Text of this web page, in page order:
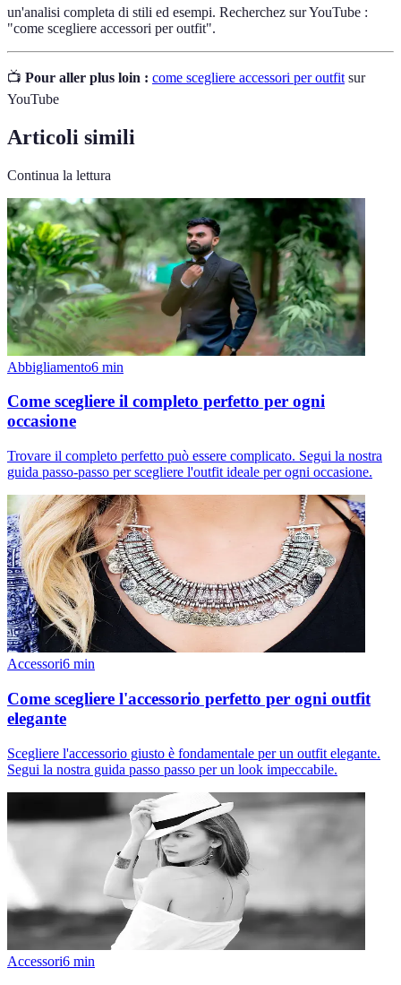
un'analisi completa di stili ed esempi. Recherchez sur YouTube :
"come scegliere accessori per outfit".
📺 Pour aller plus loin : come scegliere accessori per outfit sur
YouTube
Articoli simili
Continua la lettura
Abbigliamento6 min
Come scegliere il completo perfetto per ogni
occasione
Trovare il completo perfetto può essere complicato. Segui la nostra
guida passo-passo per scegliere l'outfit ideale per ogni occasione.
Accessori6 min
Come scegliere l'accessorio perfetto per ogni outfit
elegante
Scegliere l'accessorio giusto è fondamentale per un outfit elegante.
Segui la nostra guida passo passo per un look impeccabile.
Accessori6 min